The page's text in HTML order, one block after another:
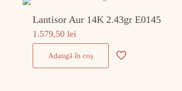
Lantisor Aur 14K 2.43gr E0145
1.579,50 lei
Adaugă în coș